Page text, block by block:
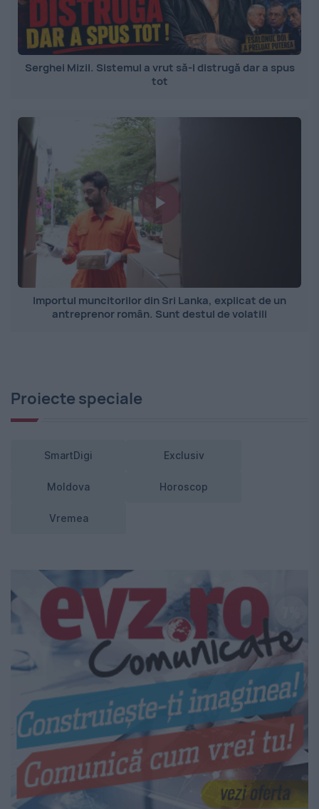
Serghei Mizil. Sistemul a vrut să-l distrugă dar a spus
tot
Importul muncitorilor din Sri Lanka, explicat de un
antreprenor român. Sunt destul de volatili
Proiecte speciale
SmartDigi Exclusiv
Moldova Horoscop
Vremea